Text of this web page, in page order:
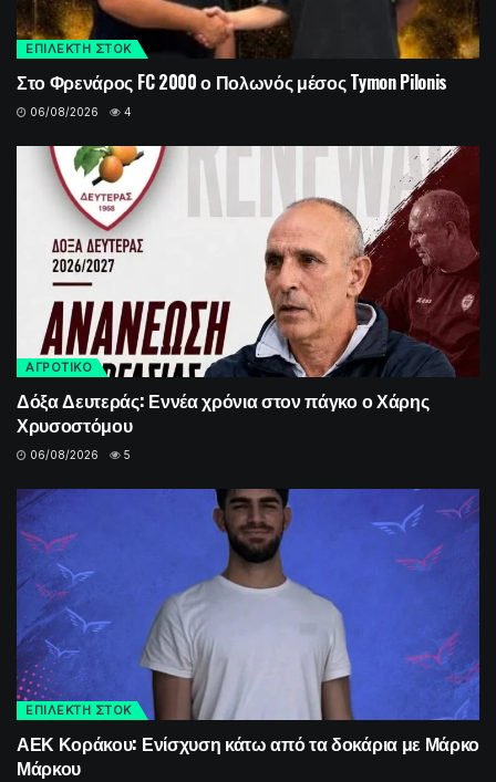
ΕΠΙΛΕΚΤΗ ΣΤΟΚ
Στο Φρενάρος FC 2000 ο Πολωνός μέσος Tymon Pilonis
06/08/2026 4
ΑΓΡΟΤΙΚΟ
Δόξα Δευτεράς: Εννέα χρόνια στον πάγκο ο Χάρης
Χρυσοστόμου
06/08/2026 5
ΕΠΙΛΕΚΤΗ ΣΤΟΚ
ΑΕΚ Κοράκου: Ενίσχυση κάτω από τα δοκάρια με Μάρκο
Μάρκου